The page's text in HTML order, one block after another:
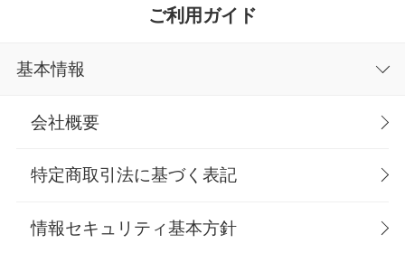
ご利用ガイド
基本情報
会社概要
特定商取引法に基づく表記
情報セキュリティ基本方針